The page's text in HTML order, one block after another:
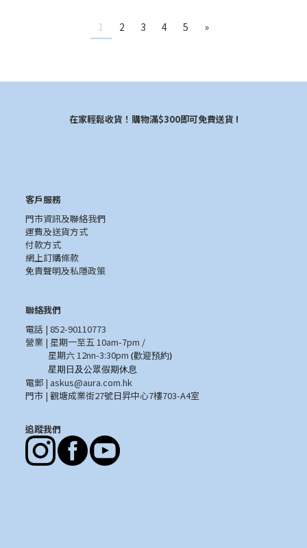
1 2 3 4 5 »
在家輕鬆收貨！購物滿$300即可免費送貨 !
客戶服務
門市資訊及聯絡我們
運費及送貨方式
付款方式
網上訂購條款
免責聲明及私隱政策
聯絡我們
電話 | 852-90110773
營業 | 星期一至五 10am-7pm /
星期六 12nn-3:30pm (歡迎預約)
星期日及公眾假期休息
電郵 | askus@aura.com.hk
門市 | 觀塘成業街27號日昇中心7樓703-A4室
追蹤我們